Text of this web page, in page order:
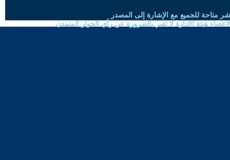
متاحة للجميع مع الإشارة إلى المصدر
هيئة الادارة لا تعبر بالضرورة عن رأي الحوار المتمدن